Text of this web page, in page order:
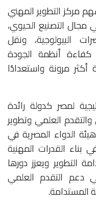
مركز التطوير المهني
مجال التصنيع الحيوي،
البيولوجية، ونقل
كفاءة أنظمة الجودة
أكثر مرونة واستعدادًا
لمصر كدولة رائدة
والتقدم العلمي وتطوير
الدواء المصرية في
بناء القدرات المهنية
التطوير ويعزز دورها
دعم التقدم العلمي
المستدامة.